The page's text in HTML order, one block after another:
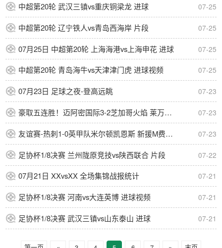
中超第20轮 武汉三镇vs重庆铜梁龙 进球 07-25
中超第20轮 辽宁铁人vs青岛西海岸 片段 07-25
07月25日 中超第20轮 上海海港vs上海申花 进球 07-25
中超第20轮 青岛海牛vs天津津门虎 进球视频 07-25
07月23日 足球之夜-登高远眺 07-23
豪取五连胜！迈阿密国际3-2芝加哥火焰 莱万首秀苏牙双响诺沃送礼 07-23
友谊赛-热刺1-0英甲队米尔顿凯恩斯 新援M费轰世界波梁民革失空门 07-23
足协杯1/8决赛 兰州陇原竞技vs陕西联合 片段 07-22
07月21日 XXvsXX 全场集锦战报统计 07-21
足协杯1/8决赛 河南vs大连英博 进球视频 07-21
足协杯1/8决赛 武汉三镇vs山东泰山 进球 07-21